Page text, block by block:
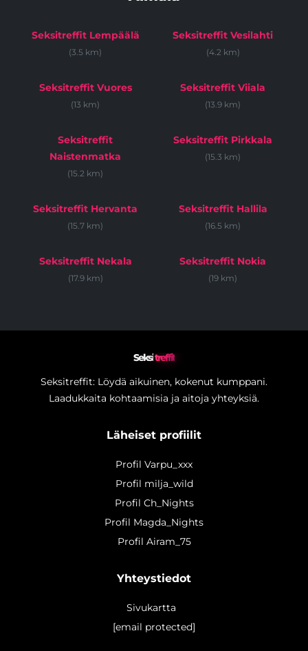
Seksitreffit Lempäälä
(3.5 km)
Seksitreffit Vesilahti
(4.2 km)
Seksitreffit Vuores
(13 km)
Seksitreffit Viiala
(13.9 km)
Seksitreffit
Naistenmatka
(15.2 km)
Seksitreffit Pirkkala
(15.3 km)
Seksitreffit Hervanta
(15.7 km)
Seksitreffit Hallila
(16.5 km)
Seksitreffit Nekala
(17.9 km)
Seksitreffit Nokia
(19 km)
Seksitreffit
Seksitreffit: Löydä aikuinen, kokenut kumppani.
Laadukkaita kohtaamisia ja aitoja yhteyksiä.
Läheiset profiilit
Profil Varpu_xxx
Profil milja_wild
Profil Ch_Nights
Profil Magda_Nights
Profil Airam_75
Yhteystiedot
Sivukartta
[email protected]